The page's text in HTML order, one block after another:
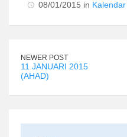
08/01/2015 in
NEWER POST
11 JANUARI 2015
(AHAD)